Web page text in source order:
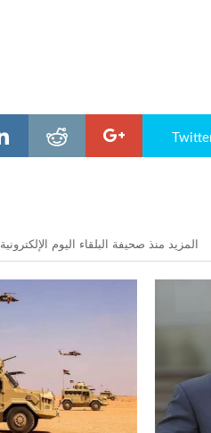
المزيد منذ صحيفة البلقاء اليوم الإلكترونية